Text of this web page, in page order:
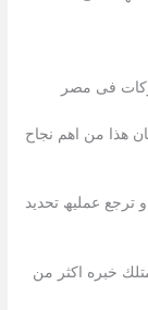
فى مصر
ھذا من اھم نجاح
ترجع عملیھ تحدید
خبره اكثر من